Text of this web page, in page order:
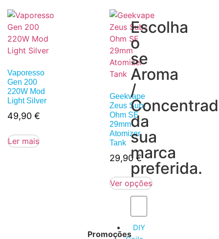
Escolha
o
se
Aroma
/
da
sua
marca
preferida.
DIY
Vaporesso
Gen 200
220W Mod
Light Silver
49,90 €
Ler mais
Geekvape
Zeus Sub-
Ohm SE
29mm
Atomizer
Tank
29,90 €
Ver opções
Promoções